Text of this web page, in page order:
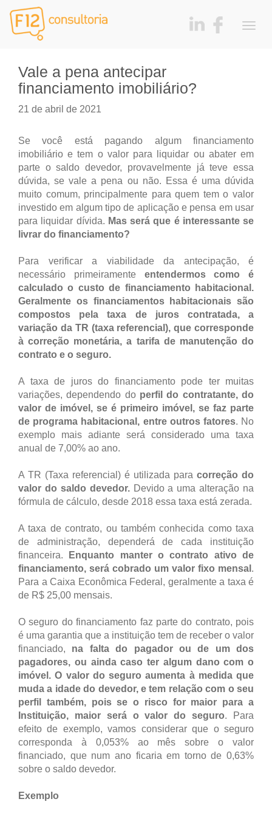
Vale a pena antecipar
financiamento imobiliário?
21 de abril de 2021
Se você está pagando algum financiamento
imobiliário e tem o valor para liquidar ou abater em
parte o saldo devedor, provavelmente já teve essa
dúvida, se vale a pena ou não. Essa é uma dúvida
muito comum, principalmente para quem tem o valor
investido em algum tipo de aplicação e pensa em usar
para liquidar dívida. Mas será que é interessante se
livrar do financiamento?
Para verificar a viabilidade da antecipação, é
necessário primeiramente entendermos como é
calculado o custo de financiamento habitacional.
Geralmente os financiamentos habitacionais são
compostos pela taxa de juros contratada, a
variação da TR (taxa referencial), que corresponde
à correção monetária, a tarifa de manutenção do
contrato e o seguro.
A taxa de juros do financiamento pode ter muitas
variações, dependendo do perfil do contratante, do
valor de imóvel, se é primeiro imóvel, se faz parte
de programa habitacional, entre outros fatores. No
exemplo mais adiante será considerado uma taxa
anual de 7,00% ao ano.
A TR (Taxa referencial) é utilizada para correção do
valor do saldo devedor. Devido a uma alteração na
fórmula de cálculo, desde 2018 essa taxa está zerada.
A taxa de contrato, ou também conhecida como taxa
de administração, dependerá de cada instituição
financeira.
Enquanto manter o contrato ativo de
financiamento, será cobrado um valor fixo mensal .
Para a Caixa Econômica Federal, geralmente a taxa é
de R$ 25,00 mensais.
O seguro do financiamento faz parte do contrato, pois
é uma garantia que a instituição tem de receber o valor
financiado, na falta do pagador ou de um dos
pagadores, ou ainda caso ter algum dano com o
imóvel. O valor do seguro aumenta à medida que
muda a idade do devedor, e tem relação com o seu
perfil também, pois se o risco for maior para a
Instituição, maior será o valor do seguro. Para
efeito de exemplo, vamos considerar que o seguro
corresponda à 0,053% ao mês sobre o valor
financiado, que num ano ficaria em torno de 0,63%
sobre o saldo devedor.
Exemplo